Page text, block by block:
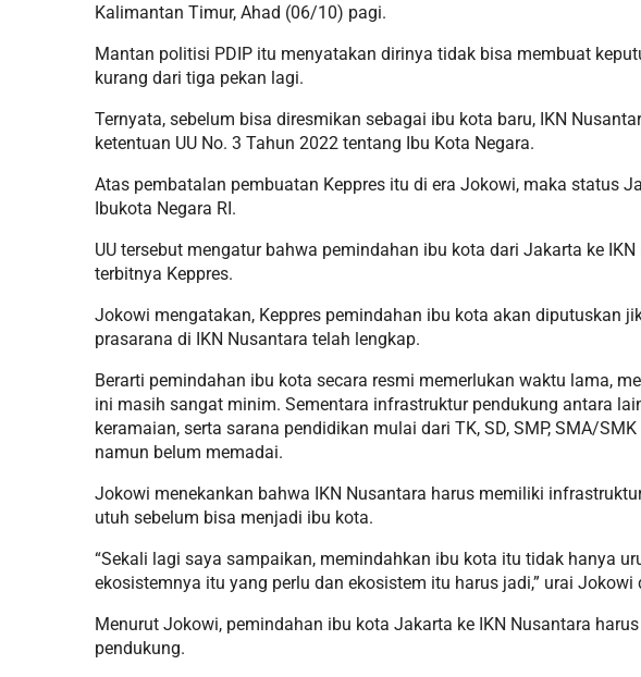
Kalimantan Timur, Ahad (06/10) pagi.
Mantan politisi PDIP itu menyatakan dirinya tidak bisa membuat
kurang dari tiga pekan lagi.
Ternyata, sebelum bisa diresmikan sebagai ibu kota baru, IKN
ketentuan UU No. 3 Tahun 2022 tentang Ibu Kota Negara.
Atas pembatalan pembuatan Keppres itu di era Jokowi, maka status
Ibukota Negara RI.
UU tersebut mengatur bahwa pemindahan ibu kota dari Jakarta ke
terbitnya Keppres.
Jokowi mengatakan, Keppres pemindahan ibu kota akan diputuskan
prasarana di IKN Nusantara telah lengkap.
Berarti pemindahan ibu kota secara resmi memerlukan waktu lama,
ini masih sangat minim. Sementara infrastruktur pendukung antara
keramaian, serta sarana pendidikan mulai dari TK, SD, SMP, SMA/
namun belum memadai.
Jokowi menekankan bahwa IKN Nusantara harus memiliki
utuh sebelum bisa menjadi ibu kota.
“Sekali lagi saya sampaikan, memindahkan ibu kota itu tidak hanya
ekosistemnya itu yang perlu dan ekosistem itu harus jadi,” urai
Menurut Jokowi, pemindahan ibu kota Jakarta ke IKN Nusantara
pendukung.